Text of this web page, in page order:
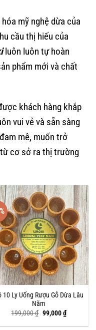
mỹ nghệ dừa của
cầu thị hiếu của
luôn luôn tự hoàn
phẩm mới và chất
khách hàng khắp
vui vẻ và sẵn sàng
mê, muốn trở
cơ sở ra thị trường
10 Ly Uống Rượu Gỗ Dừa Lâu
Năm
199,000₫ Giá
gốc
là:
99,000₫Giá
hiện
tại